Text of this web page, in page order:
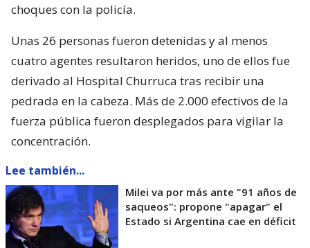
choques con la policía.
Unas 26 personas fueron detenidas y al menos
cuatro agentes resultaron heridos, uno de ellos fue
derivado al Hospital Churruca tras recibir una
pedrada en la cabeza. Más de 2.000 efectivos de la
fuerza pública fueron desplegados para vigilar la
concentración.
Lee también...
Milei va por más ante "91 años de
saqueos": propone "apagar" el
Estado si Argentina cae en déficit